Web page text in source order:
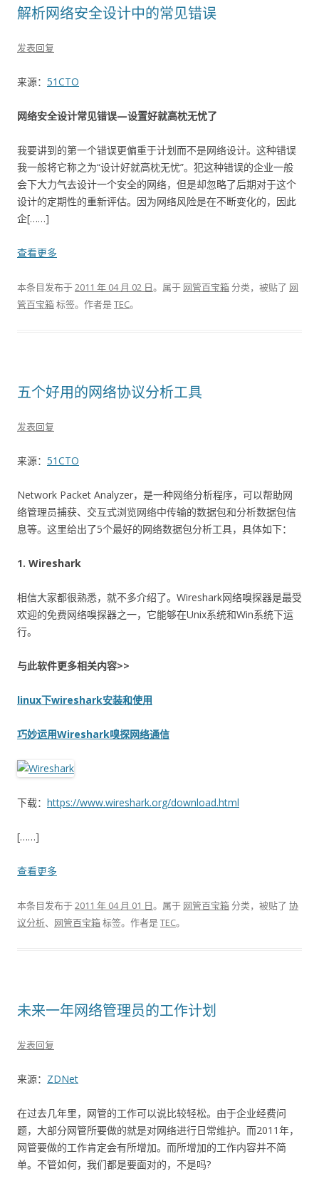
解析网络安全设计中的常见错误
发表回复
来源： 51CTO
网络安全设计常见错误—设置好就高枕无忧了
我要讲到的第一个错误更偏重于计划而不是网络设计。这种错误
我一般将它称之为“设计好就高枕无忧”。犯这种错误的企业一般
会下大力气去设计一个安全的网络，但是却忽略了后期对于这个
设计的定期性的重新评估。因为网络风险是在不断变化的，因此
企[……]
查看更多
本条目发布于2011 年 04 月 02 日。属于 网管百宝箱分类，被贴了 网
管百宝箱标签。 作者是TEC。
五个好用的网络协议分析工具
发表回复
来源： 51CTO
Network Packet Analyzer，是一种网络分析程序，可以帮助网
络管理员捕获、交互式浏览网络中传输的数据包和分析数据包信
息等。这里给出了5个最好的网络数据包分析工具，具体如下：
1. Wireshark
相信大家都很熟悉，就不多介绍了。Wireshark网络嗅探器是最受
欢迎的免费网络嗅探器之一，它能够在Unix系统和Win系统下运
行。
与此软件更多相关内容>>
linux下wireshark安装和使用
巧妙运用Wireshark嗅探网络通信
下载： https://www.wireshark.org/download.html
[……]
查看更多
本条目发布于2011 年 04 月 01 日。属于 网管百宝箱分类，被贴了 协
议分析、 网管百宝箱标签。 作者是TEC。
未来一年网络管理员的工作计划
发表回复
来源： ZDNet
在过去几年里，网管的工作可以说比较轻松。由于企业经费问
题，大部分网管所要做的就是对网络进行日常维护。而2011年，
网管要做的工作肯定会有所增加。而所增加的工作内容并不简
单。不管如何，我们都是要面对的，不是吗?